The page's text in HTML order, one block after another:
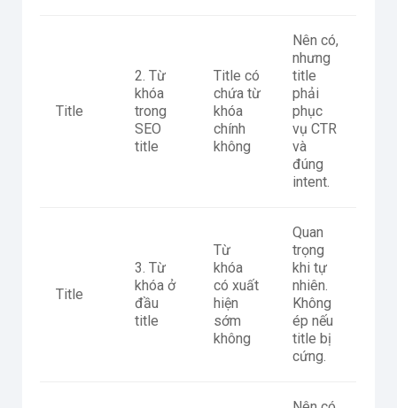
Title
2. Từ
khóa
trong
SEO
title
Title có
chứa từ
khóa
chính
không
Nên có,
nhưng
title
phải
phục
vụ CTR
và
đúng
intent.
Title
3. Từ
khóa ở
đầu
title
Từ
khóa
có xuất
hiện
sớm
không
Quan
trọng
khi tự
nhiên.
Không
ép nếu
title bị
cứng.